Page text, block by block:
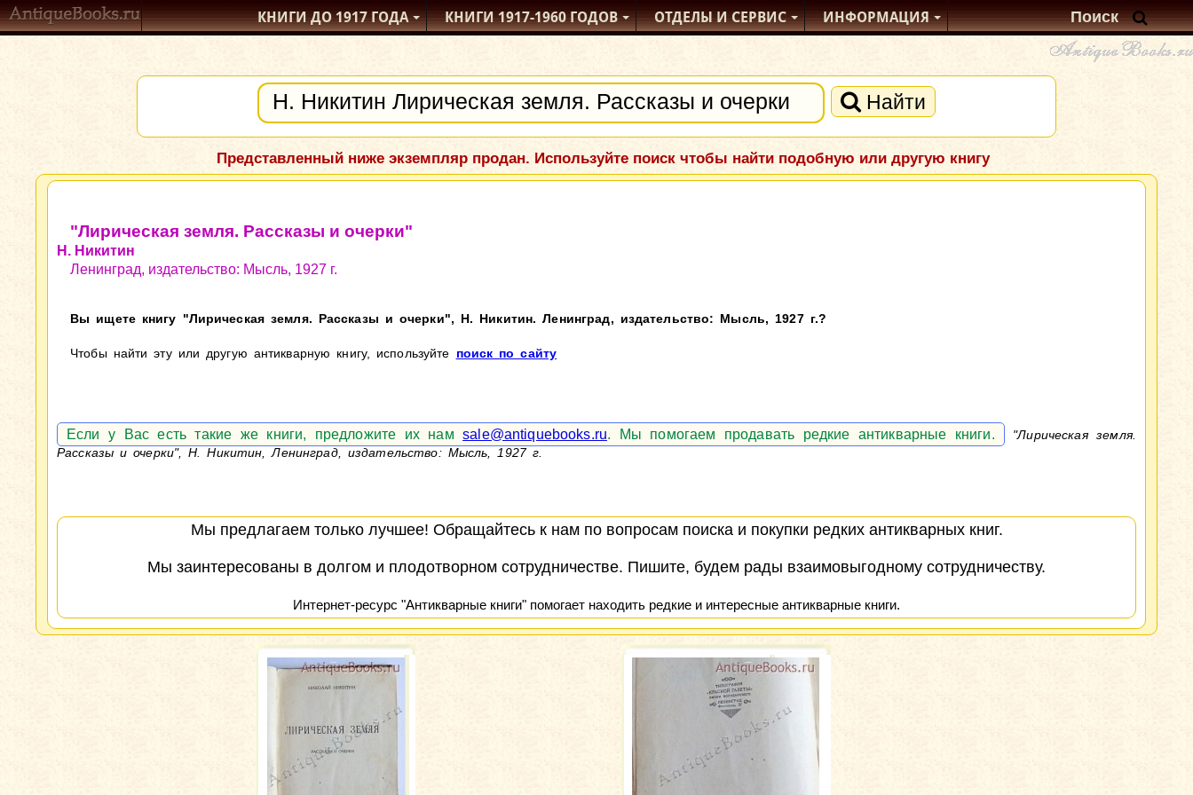
КНИГИ ДО 1917ГОДА КНИГИ1917-1960ГОДОВ ОТДЕЛЫИ СЕРВИС ИНФОРМАЦИЯ
Найти
Представленный ниже экземпляр продан. Используйте поиск чтобы найти подобную или другую книгу
"Лирическая земля. Рассказы и очерки"
Н. Никитин
Ленинград, издательство: Мысль, 1927 г.
Вы ищете книгу "Лирическая земля. Рассказы и очерки", Н. Никитин. Ленинград, издательство: Мысль, 1927 г.?
Чтобы найти эту или другую антикварную книгу, используйте поиск по сайту
Если у Вас есть такие же книги, предложите их намsale@antiquebooks.ru. Мы помогаем продавать редкие антикварные книги.
"Лирическая земля.
Рассказы и очерки", Н. Никитин, Ленинград, издательство: Мысль, 1927 г.
Мы предлагаем только лучшее! Обращайтесь к нам по вопросам поиска и покупки редких антикварных книг.
Мы заинтересованы в долгом и плодотворном сотрудничестве. Пишите, будем рады взаимовыгодному сотрудничеству.
Интернет-ресурс "Антикварные книги" помогает находить редкие и интересные антикварные книги.